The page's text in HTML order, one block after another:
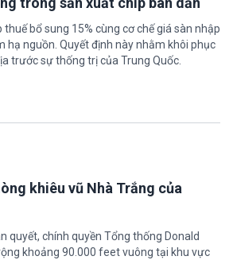
bổ sung 15% cùng cơ chế giá sàn nhập
hạ nguồn. Quyết định này nhằm khôi phục
trước sự thống trị của Trung Quốc.
khiêu vũ Nhà Trắng của
quyết, chính quyền Tổng thống Donald
khoảng 90.000 feet vuông tại khu vực